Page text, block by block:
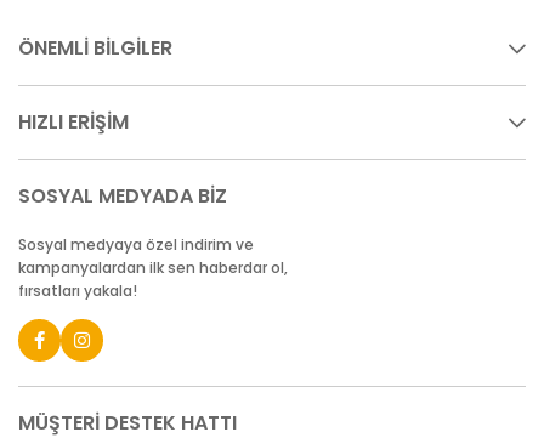
ÖNEMLİ BİLGİLER
HIZLI ERİŞİM
SOSYAL MEDYADA BİZ
Sosyal medyaya özel indirim ve
kampanyalardan ilk sen haberdar ol,
fırsatları yakala!
MÜŞTERİ DESTEK HATTI